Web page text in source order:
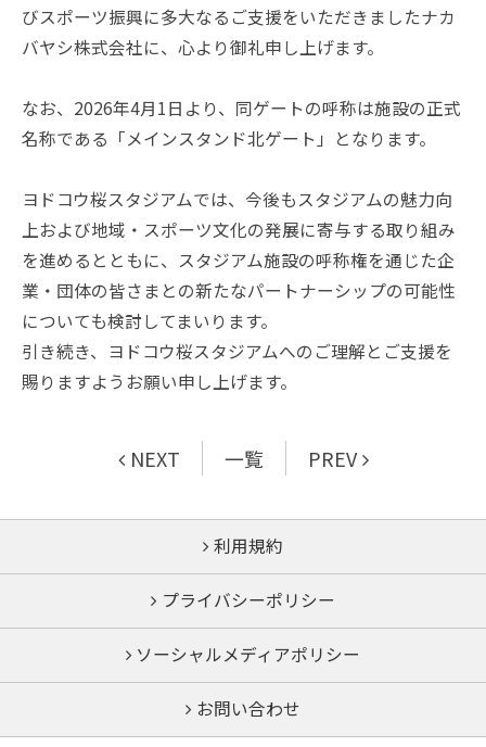
びスポーツ振興に多大なるご支援をいただきましたナカ
バヤシ株式会社に、心より御礼申し上げます。
なお、2026年4月1日より、同ゲートの呼称は施設の正式
名称である「メインスタンド北ゲート」となります。
ヨドコウ桜スタジアムでは、今後もスタジアムの魅力向
上および地域・スポーツ文化の発展に寄与する取り組み
を進めるとともに、スタジアム施設の呼称権を通じた企
業・団体の皆さまとの新たなパートナーシップの可能性
についても検討してまいります。
引き続き、ヨドコウ桜スタジアムへのご理解とご支援を
賜りますようお願い申し上げます。
NEXT 一覧 PREV
利用規約
プライバシーポリシー
ソーシャルメディアポリシー
お問い合わせ